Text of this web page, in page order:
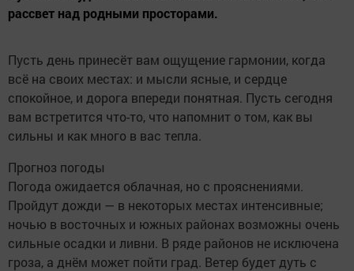
рассвет над родными просторами.
Пусть день принесёт вам ощущение гармонии, когда
всё на своих местах: и мысли ясные, и сердце
спокойное, и дорога впереди понятная. Пусть сегодня
вам встретится что-то, что напомнит о том, как вы
сильны и как много в вас тепла.
Прогноз погоды
Погода ожидается облачная, но с прояснениями.
Пройдут дожди — в некоторых местах интенсивные;
ночью в восточных и южных районах возможны очень
сильные осадки и ливни. В ряде районов не исключена
гроза, а днём может пойти град. Ветер будет дуть с